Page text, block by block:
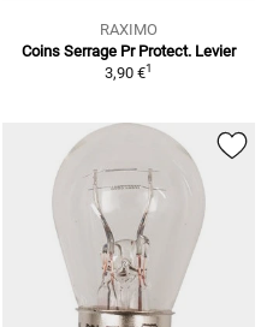
RAXIMO
Coins Serrage Pr Protect. Levier
3,90 €1